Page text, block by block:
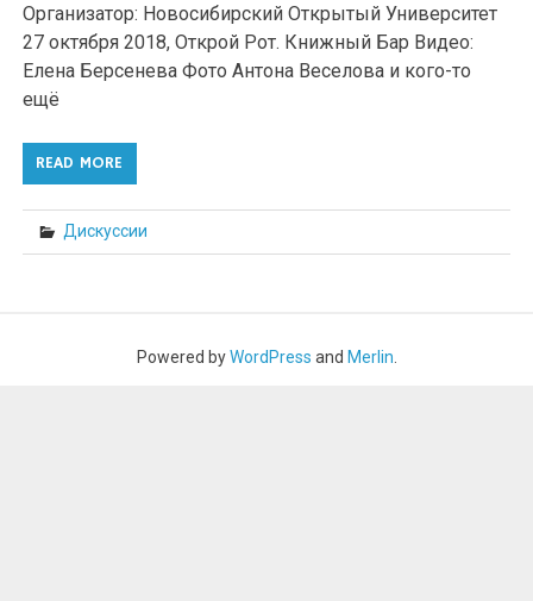
Организатор: Новосибирский Открытый Университет
27 октября 2018, Открой Рот. Книжный Бар Видео:
Елена Берсенева Фото Антона Веселова и кого-то
ещё
READ MORE
Дискуссии
Powered byWordPress and Merlin